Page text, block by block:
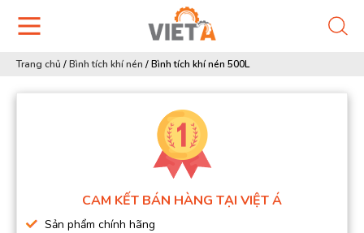
Trang chủ /Bình tích khí nén /Bình tích khí nén 500L
CAM KẾT BÁN HÀNG TẠI VIỆT Á
Sản phẩm chính hãng